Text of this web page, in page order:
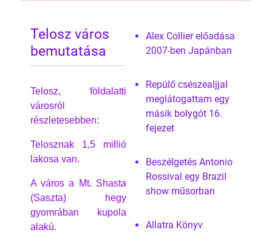
Telosz város
bemutatása
Telosz, földalatti
városról
részletesebben:
Telosznak 1,5 millió
lakosa van.
A város a Mt. Shasta
(Saszta) hegy
gyomrában kupola
alakú.
Alex Collier előadása
2007-ben Japánban
Repülő csészealjjal
meglátogattam egy
másik bolygót 16.
fejezet
Beszélgetés Antonio
Rossival egy Brazil
show műsorban
Allatra Könyv